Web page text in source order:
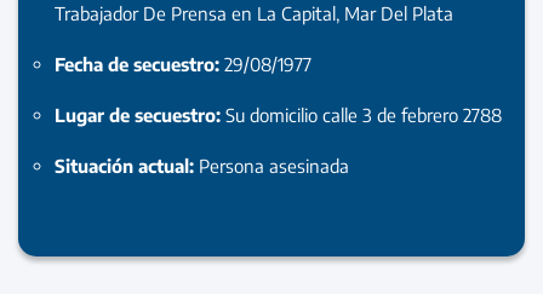
Trabajador De Prensa en La Capital, Mar Del Plata
Fecha de secuestro: 29/08/1977
Lugar de secuestro: Su domicilio calle 3 de febrero 2788
Situación actual: Persona asesinada